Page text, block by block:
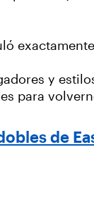
y
para
de